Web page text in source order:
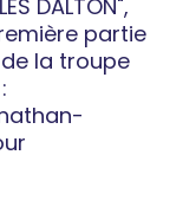
DALTON",
partie
la troupe